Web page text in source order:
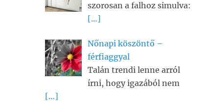
szorosan a falhoz simulva:
[…]
Nőnapi köszöntő –
férfiaggyal
Talán trendi lenne arról
írni, hogy igazából nem
[…]